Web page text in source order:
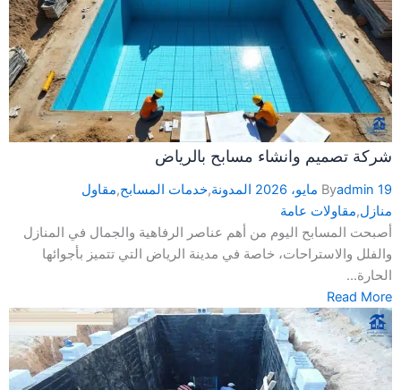
شركة تصميم وانشاء مسابح بالرياض
Byadmin 19 مايو، 2026 المدونة,خدمات المسابح,مقاول
منازل,مقاولات عامة
أصبحت المسابح اليوم من أهم عناصر الرفاهية والجمال في المنازل
والفلل والاستراحات، خاصة في مدينة الرياض التي تتميز بأجوائها
الحارة...
Read More